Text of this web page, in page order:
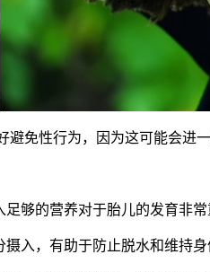
免性行为，因为这可能会进一
的营养对于胎儿的发育非常
，有助于防止脱水和维持身